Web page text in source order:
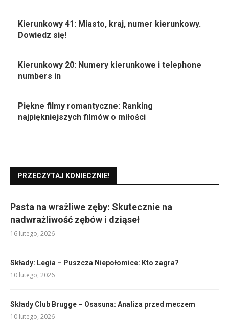
Kierunkowy 41: Miasto, kraj, numer kierunkowy.
Dowiedz się!
Kierunkowy 20: Numery kierunkowe i telephone
numbers in
Piękne filmy romantyczne: Ranking
najpiękniejszych filmów o miłości
PRZECZYTAJ KONIECZNIE!
Pasta na wrażliwe zęby: Skutecznie na
nadwrażliwość zębów i dziąseł
16 lutego, 2026
Składy: Legia – Puszcza Niepołomice: Kto zagra?
10 lutego, 2026
Składy Club Brugge – Osasuna: Analiza przed meczem
10 lutego, 2026